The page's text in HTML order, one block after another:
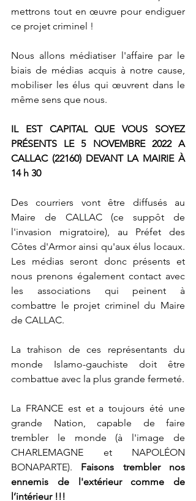
mettrons tout en œuvre pour endiguer
ce projet criminel !
Nous allons médiatiser l'affaire par le
biais de médias acquis à notre cause,
mobiliser les élus qui œuvrent dans le
même sens que nous.
IL EST CAPITAL QUE VOUS SOYEZ
PRÉSENTS LE 5 NOVEMBRE 2022 A
CALLAC (22160) DEVANT LA MAIRIE À
14 h 30
Des courriers vont être diffusés au
Maire de CALLAC (ce suppôt de
l'invasion migratoire), au Préfet des
Côtes d'Armor ainsi qu'aux élus locaux.
Les médias seront donc présents et
nous prenons également contact avec
les associations qui peinent à
combattre le projet criminel du Maire
de CALLAC.
La trahison de ces représentants du
monde Islamo-gauchiste doit être
combattue avec la plus grande fermeté.
La FRANCE est et a toujours été une
grande Nation, capable de faire
trembler le monde (à l'image de
CHARLEMAGNE et NAPOLÉON
BONAPARTE). Faisons trembler nos
ennemis de l'extérieur comme de
l’intérieur !!!